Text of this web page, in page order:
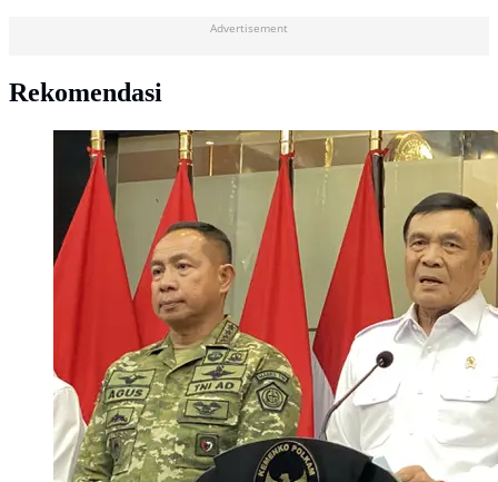
Advertisement
Rekomendasi